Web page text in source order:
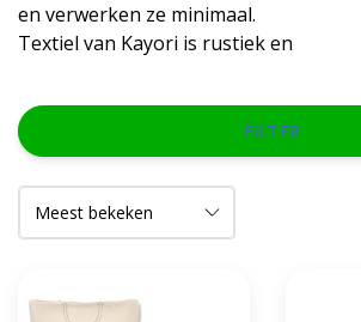
en verwerken ze minimaal.
Textiel van Kayori is rustiek en
FILTER